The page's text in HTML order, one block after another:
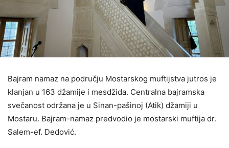
Bajram namaz na području Mostarskog muftijstva jutros je
klanjan u 163 džamije i mesdžida. Centralna bajramska
svečanost održana je u Sinan-pašinoj (Atik) džamiji u
Mostaru. Bajram-namaz predvodio je mostarski muftija dr.
Salem-ef. Dedović.